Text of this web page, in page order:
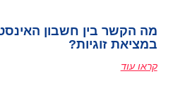
מה הקשר בין חשבון
במציאת זוגיות?
קראו עוד